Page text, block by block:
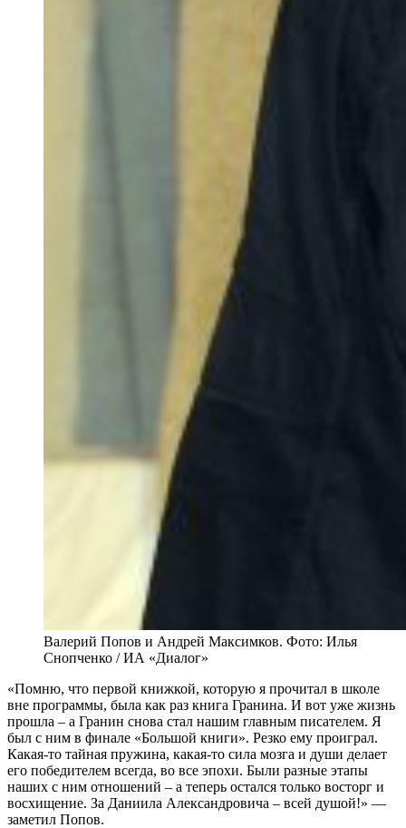
Валерий Попов и Андрей Максимков. Фото: Илья
Снопченко / ИА «Диалог»
«Помню, что первой книжкой, которую я прочитал в школе
вне программы, была как раз книга Гранина. И вот уже жизнь
прошла – а Гранин снова стал нашим главным писателем. Я
был с ним в финале «Большой книги». Резко ему проиграл.
Какая-то тайная пружина, какая-то сила мозга и души делает
его победителем всегда, во все эпохи. Были разные этапы
наших с ним отношений – а теперь остался только восторг и
восхищение. За Даниила Александровича – всей душой!» —
заметил Попов.